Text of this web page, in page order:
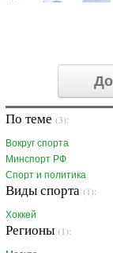
По теме (3):
Вокруг спорта
Минспорт РФ
Спорт и политика
Виды спорта (1):
Хоккей
Регионы (1):